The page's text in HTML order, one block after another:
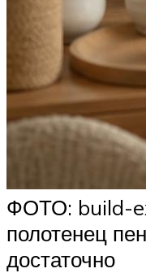
ФОТО: build-
полотенец
достаточно